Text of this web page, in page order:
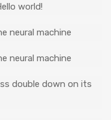
world!
neural machine
neural machine
double down on its